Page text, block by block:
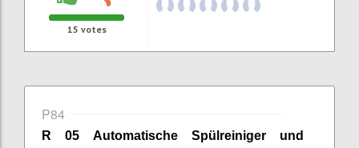
15 votes
P84
R 05 Automatische Spülreiniger und